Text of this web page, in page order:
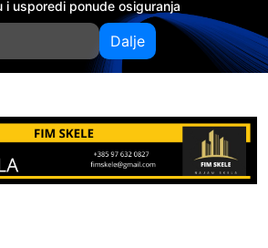
i usporedi ponude osiguranja
Dalje